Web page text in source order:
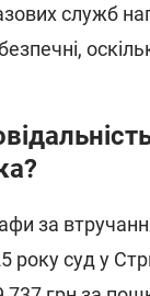
служб
за
року суд у